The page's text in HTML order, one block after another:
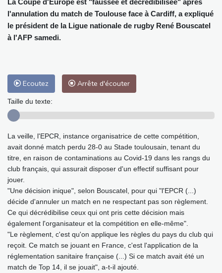
l'annulation du match de Toulouse face à Cardiff, a expliqué
le président de la Ligue nationale de rugby René Bouscatel
à l'AFP samedi.
Ecoutez Arrête d'écouter
Taille du texte:
La veille, l'EPCR, instance organisatrice de cette compétition,
avait donné match perdu 28-0 au Stade toulousain, tenant du
titre, en raison de contaminations au Covid-19 dans les rangs du
club français, qui assurait disposer d'un effectif suffisant pour
jouer.
"Une décision inique", selon Bouscatel, pour qui "l'EPCR (...)
décide d'annuler un match en ne respectant pas son règlement.
Ce qui décrédibilise ceux qui ont pris cette décision mais
également l'organisateur et la compétition en elle-même".
"Le règlement, c'est qu'on applique les règles du pays du club qui
reçoit. Ce match se jouant en France, c'est l'application de la
réglementation sanitaire française (...) Si ce match avait été un
match de Top 14, il se jouait", a-t-il ajouté.